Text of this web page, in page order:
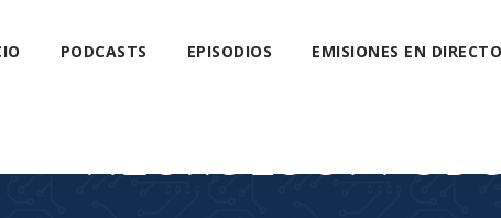
PODCASTS EPISODIOS EMISIONES EN DIRECTO
NEUROLOGY